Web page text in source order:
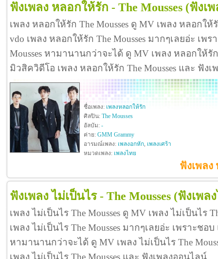
ฟังเพลง หลอกให้รัก - The Mousses (ฟังเ
เพลง หลอกให้รัก The Mousses ดู MV เพลง หลอกให้
vdo เพลง หลอกให้รัก The Mousses มากๆเลยอ่ะ เพ
Mousses หามานานกว่าจะได้ ดู MV เพลง หลอกให้รัก
มิวสิควิดีโอ เพลง หลอกให้รัก The Mousses และ ฟัง
ชื่อเพลง: เพลงหลอกให้รัก
ศิลปิน: The Mousses
อัลบัม: -
ค่าย: GMM Grammy
อารมณ์เพลง: เพลงอกหัก, เพลงเศร้า
หมวดเพลง: เพลงไทย
ฟังเพลง
ฟังเพลง ไม่เป็นไร - The Mousses (ฟังเพล
เพลง ไม่เป็นไร The Mousses ดู MV เพลง ไม่เป็นไร
เพลง ไม่เป็นไร The Mousses มากๆเลยอ่ะ เพราะชอบ
หามานานกว่าจะได้ ดู MV เพลง ไม่เป็นไร The